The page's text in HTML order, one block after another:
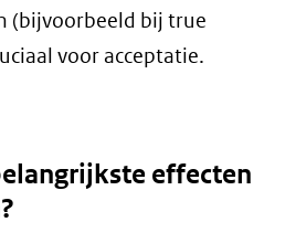
(bijvoorbeeld bij true
voor acceptatie.
effecten